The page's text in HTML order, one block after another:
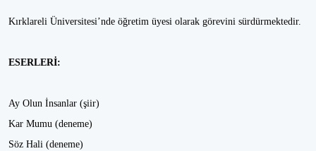
Kırklareli Üniversitesi’nde öğretim üyesi olarak görevini sürdürmektedir.
ESERLERİ:
Ay Olun İnsanlar (şiir)
Kar Mumu (deneme)
Söz Hali (deneme)